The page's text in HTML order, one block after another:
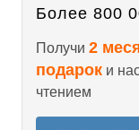
Более 800
Получи 2
подарок и
чтением